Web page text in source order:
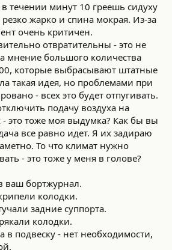
течении минут 10 греешь сидуху
жарко и спина мокрая. Из-за
очень критичен.
отвратительны - это не
мнение большого количества
которые выбрасывают штатные
такая идея, но проблемами при
- всех это будет отпугивать.
подачу воздуха на
это тоже моя выдумка? Как бы вы
все равно идет. Я их задираю
То что климат нужно
- это тоже у меня в голове?
ваш бортжурнал.
колодки.
задние суппорта.
колодки.
в подвеску - нет необходимости,